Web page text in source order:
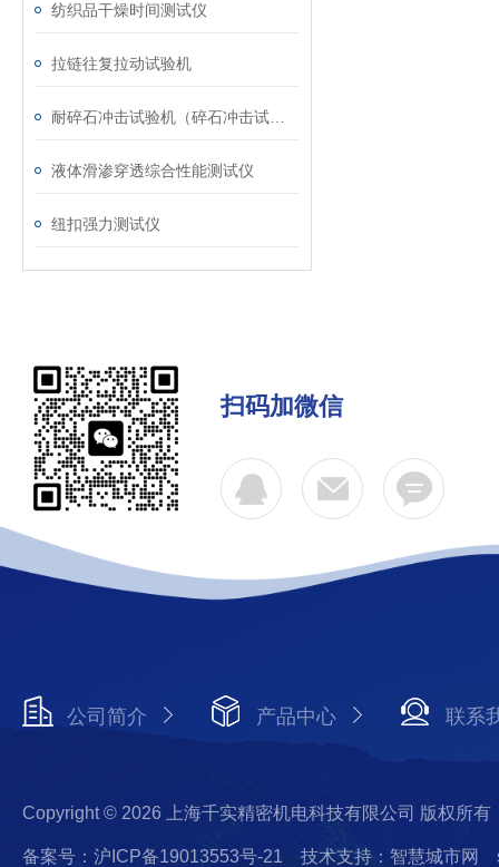
纺织品干燥时间测试仪
拉链往复拉动试验机
液体滑渗穿透综合性能测试仪
纽扣强力测试仪
扫码加微信
公司简介 产品中心 联系
Copyright © 2026 上海千实精密机电科技有限公司 版权所有
备案号：沪ICP备19013553号-21 技术支持：智慧城市网